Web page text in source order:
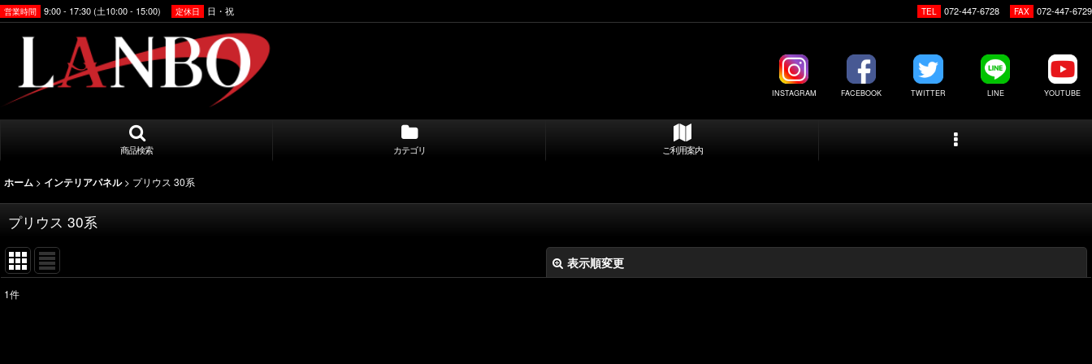
営業時間 9:00 - 17:30 (土10:00 - 15:00) 定休日 日・祝 TEL 072-447-6728 FAX 072-447-6729
INSTAGRAM FACEBOOK TWITTER LINE YOUTUBE
商品検索 カテゴリ ご利用案内
ホーム > インテリアパネル > プリウス 30系
プリウス 30系
表示順変更
1件